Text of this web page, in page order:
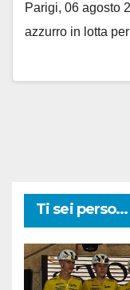
Parigi, 06 agosto
azzurro in lotta
Ti sei perso...